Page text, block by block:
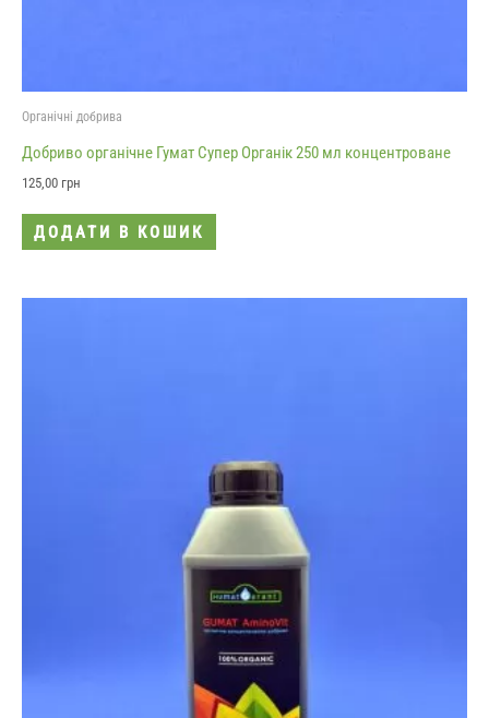
Органічні добрива
Добриво органічне Гумат Супер Органік 250 мл концентроване
125,00 грн
ДОДАТИ В КОШИК